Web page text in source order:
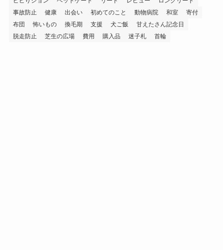
事故防止
健康 出会い 初めてのこと 動物病院 和室
寄付
布団
怖いもの 換毛期 支援 犬ご飯
甘えたさん記念日
脱走防止
芝生の広場 費用 購入品 迷子札 首輪